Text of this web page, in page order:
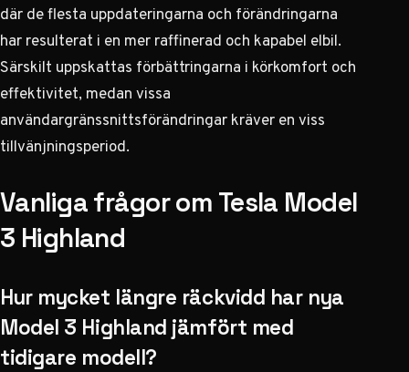
där de flesta uppdateringarna och förändringarna
har resulterat i en mer raffinerad och kapabel elbil.
Särskilt uppskattas förbättringarna i körkomfort och
effektivitet, medan vissa
användargränssnittsförändringar kräver en viss
tillvänjningsperiod.
Vanliga frågor om Tesla Model
3 Highland
Hur mycket längre räckvidd har nya
Model 3 Highland jämfört med
tidigare modell?